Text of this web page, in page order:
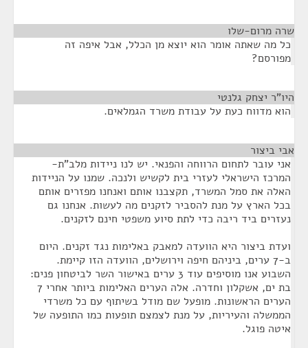
שרה מרום-שלו
כל מה שאתה אומר הוא יוצא מן הכלל, אבל איפה זה
מפורסם?
היו"ר יצחק גלנטי
הוא מדווח כעת על עבודת משרד הגמלאים.
אבי ביצור
אני עובר לתחום הרווחה והפנאי. יש לנו ניידות מלב"ת-
המרכז הישראלי לעזרי בית לקשיש ולנכה. שמנו על הניידות
האלה את סמל המשרד, תקצבנו אותם ואנחנו מפזרים אותם
בכל הארץ על מנת להסביר לזקנים מה לעשות. אנחנו גם
נעזרים ביד ריבה כדי לתת סיוע משפטי חינם לזקנים.
ועדת ביצור היא הוועדה למאבק באלימות נגד זקנים. היום
ב-7 ערים, ביניהם חיפה וירושלים, הוועדה הזו קיימת.
השבוע אנו מוסיפים עוד 3 ערים באישור השר לביטחון פנים:
בת ים, אשקלון וחדרה. אלה הערים האלימות ביותר אחרי 7
הערים הראשונות. מופעל שם מודל בשיתוף עם כל משרדי
הממשלה והעיריות, על מנת לצמצם תופעות כמו התופעה של
איטה פוגל.